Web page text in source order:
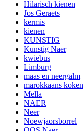
Hilarisch kienen
Jos Geraets
kermis
kienen
KUNSTIG
Kunstig Naer
kwiebus
Limburg
maas en neergalm
marokkaans koken
Mella
NAER
Neer
Noewjaorsborrel